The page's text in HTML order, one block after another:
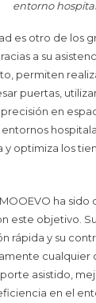
entorno
es otro de los
a su
permiten
puertas,
en
y optimiza los
ha sido
este objetivo.
rápida y su
cualquier
asistido,
en el